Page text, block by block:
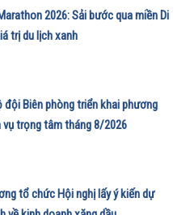
2026: Sải bước qua miền Di
trị du lịch xanh
đội Biên phòng triển khai phương
vụ trọng tâm tháng 8/2026
tổ chức Hội nghị lấy ý kiến dự